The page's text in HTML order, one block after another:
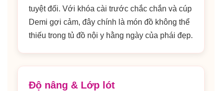
tuyệt đối. Với khóa cài trước chắc chắn và cúp
Demi gợi cảm, đây chính là món đồ không thể
thiếu trong tủ đồ nội y hằng ngày của phái đẹp.
Độ nâng & Lớp lót